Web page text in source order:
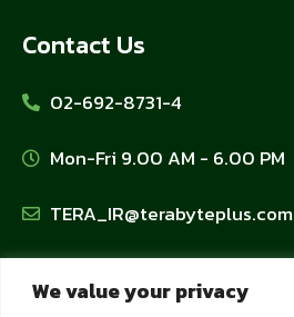
We value your privacy
Contact Us
02-692-8731-4
Mon-Fri 9.00 AM - 6.00 PM
TERA_IR@terabyteplus.com
Privacy Policy